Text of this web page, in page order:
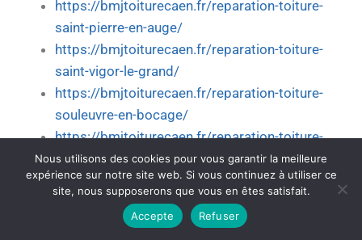
https://bmjtoiturecaen.fr/reparation-toiture-
saint-pierre-en-auge/
https://bmjtoiturecaen.fr/reparation-toiture-
saint-vigor-le-grand/
https://bmjtoiturecaen.fr/reparation-toiture-
souleuvre-en-bocage/
https://bmjtoiturecaen.fr/reparation-toiture-
thue-et-mue/
https://bmjtoiturecaen.fr/reparation-toiture-
trouville-sur-mer/
https://bmjtoiturecaen.fr/reparation-toiture-
Nous utilisons des cookies pour vous garantir la meilleure
expérience sur notre site web. Si vous continuez à utiliser ce
site, nous supposerons que vous en êtes satisfait.
Accepte
Refuser